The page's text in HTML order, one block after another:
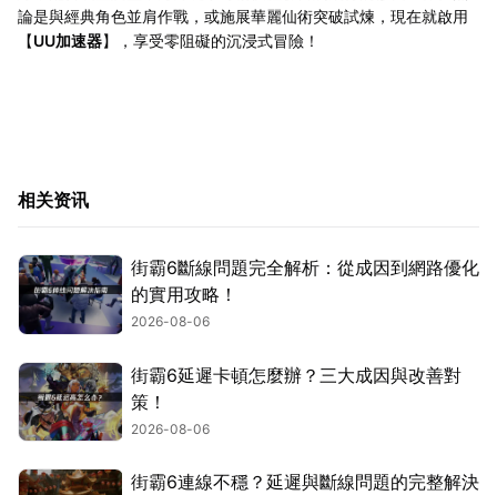
論是與經典角色並肩作戰，或施展華麗仙術突破試煉，現在就啟用
【UU加速器】，享受零阻礙的沉浸式冒險！
相关资讯
街霸6斷線問題完全解析：從成因到網路優化
的實用攻略！
2026-08-06
街霸6延遲卡頓怎麼辦？三大成因與改善對
策！
2026-08-06
街霸6連線不穩？延遲與斷線問題的完整解決